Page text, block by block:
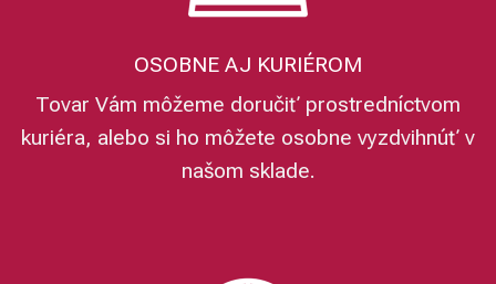
OSOBNE AJ KURIÉROM
Tovar Vám môžeme doručiť prostredníctvom
kuriéra, alebo si ho môžete osobne vyzdvihnúť v
našom sklade.